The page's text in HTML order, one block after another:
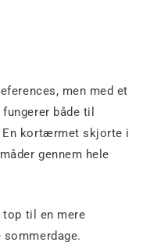
men med et
både til
En kortærmet skjorte i
gennem hele
top til en mere